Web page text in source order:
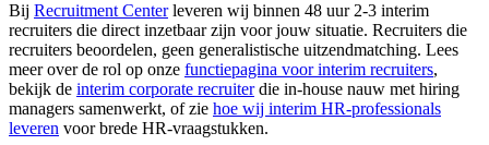
Bij Recruitment Centerleveren wij binnen 48 uur 2-3 interim
recruiters die direct inzetbaar zijn voor jouw situatie. Recruiters die
recruiters beoordelen, geen generalistische uitzendmatching. Lees
meer over de rol op onze functiepagina voor interim recruiters,
bekijk de interim corporate recruiterdie in-house nauw met hiring
managers samenwerkt, of zie hoe wij interim HR-professionals
leveren voor brede HR-vraagstukken.